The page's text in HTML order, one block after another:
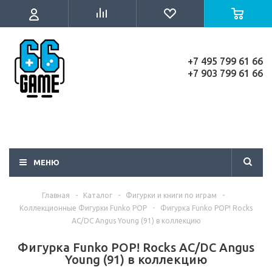
+7 495 799 61 66
+7 903 799 61 66
МЕНЮ
Главная - Каталог - Фигурки и книги по играм
-
Коллекционные Фигурки Funko POP
-
Фигурка Funko POP! Rocks
AC/DC Angus Young (91) в коллекцию
Фигурка Funko POP! Rocks AC/DC Angus
Young (91) в коллекцию